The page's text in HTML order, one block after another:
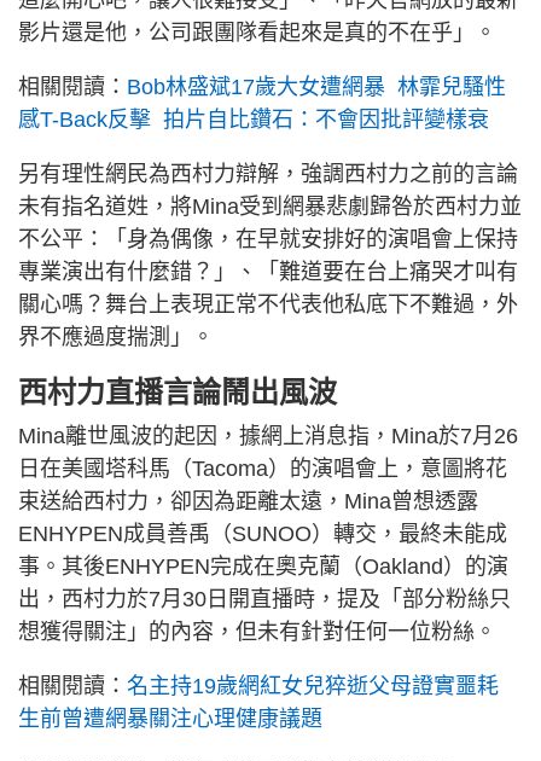
影片還是他，公司跟團隊看起來是真的不在乎」。
相關閱讀： Bob林盛斌17歲大女遭網暴 林霏兒騷性
感T-Back反擊 拍片自比鑽石：不會因批評變樣衰
另有理性網民為西村力辯解，強調西村力之前的言論
未有指名道姓，將Mina受到網暴悲劇歸咎於西村力並
不公平：「身為偶像，在早就安排好的演唱會上保持
專業演出有什麼錯？」、「難道要在台上痛哭才叫有
關心嗎？舞台上表現正常不代表他私底下不難過，外
界不應過度揣測」。
西村力直播言論鬧出風波
Mina離世風波的起因，據網上消息指，Mina於7月26
日在美國塔科馬（Tacoma）的演唱會上，意圖將花
束送給西村力，卻因為距離太遠，Mina曾想透露
ENHYPEN成員善禹（SUNOO）轉交，最終未能成
事。其後ENHYPEN完成在奧克蘭（Oakland）的演
出，西村力於7月30日開直播時，提及「部分粉絲只
想獲得關注」的內容，但未有針對任何一位粉絲。
相關閱讀： 名主持19歲網紅女兒猝逝父母證實噩耗
生前曾遭網暴關注心理健康議題